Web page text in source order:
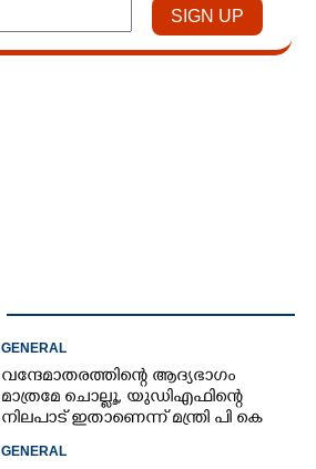
GENERAL
വന്ദേമാതരത്തിന്റെ ആദ്യഭാഗം
മാത്രമേ ചൊല്ലൂ,​ യുഡിഎഫിന്റെ
നിലപാട് ഇതാണെന്ന് മന്ത്രി പി കെ
കുഞ്ഞാലിക്കുട്ടി
GENERAL